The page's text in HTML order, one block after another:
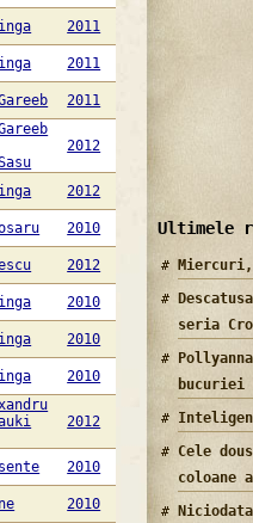
2011
2011
2011
2012
2012
2010
2012
2010
2010
2010
2012
2010
2010
Ultimele
seria
bucuriei
Cele
coloane